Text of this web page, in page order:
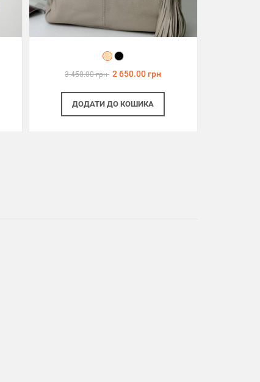
3 450.00 грн 2 650.00 грн
ДОДАТИ ДО КОШИКА